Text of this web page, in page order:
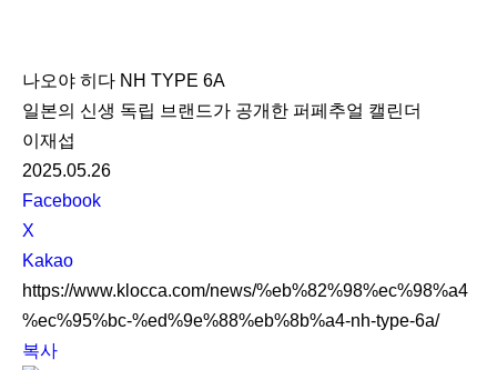
O
C
나오야 히다 NH TYPE 6A
일본의 신생 독립 브랜드가 공개한 퍼페추얼 캘린더
이재섭
2025.05.26
S
N
S
S
h
a
Facebook
X
Kakao
https://www.klocca.com/news/%eb%82%98%ec%98%a4
%ec%95%bc-%ed%9e%88%eb%8b%a4-nh-type-6a/
복사